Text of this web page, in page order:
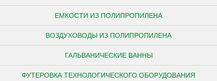
ЕМКОСТИ ИЗ ПОЛИПРОПИЛЕНА
ВОЗДУХОВОДЫ ИЗ ПОЛИПРОПИЛЕНА
ГАЛЬВАНИЧЕСКИЕ ВАННЫ
ФУТЕРОВКА ТЕХНОЛОГИЧЕСКОГО ОБОРУДОВАНИЯ